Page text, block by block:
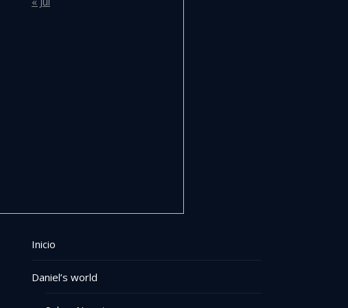
Inicio
Daniel’s world